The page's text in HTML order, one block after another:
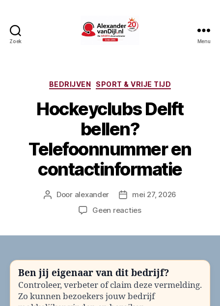
Zoek Menu
Categorieën
BEDRIJVEN SPORT & VRIJE TIJD
Hockeyclubs Delft
bellen?
Telefoonnummer en
contactinformatie
Berichtauteur
Door alexander Berichtdatum
mei 27, 2026
Geen reactiesop
en
contactinformatie
Ben jij eigenaar van dit bedrijf?
Controleer, verbeter of claim deze vermelding.
Zo kunnen bezoekers jouw bedrijf